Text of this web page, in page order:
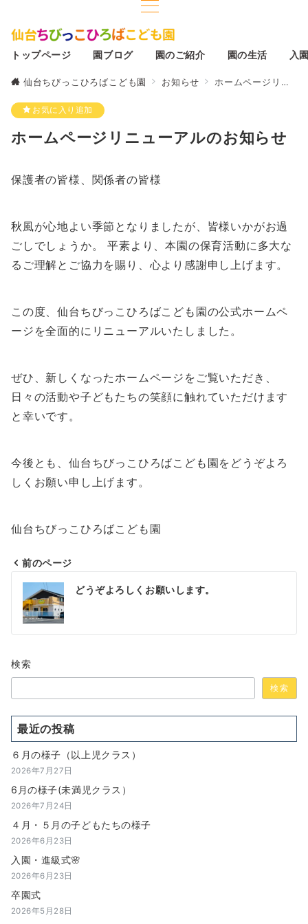
トップページ 園ブログ 園のご紹介 園の生活 入
仙台ちびっこひろばこども園 お知らせ ホームページリニューアルのお知らせ
お気に入り追加
ホームページリニューアルのお知らせ
保護者の皆様、関係者の皆様
秋風が心地よい季節となりましたが、皆様いかがお過
ごしでしょうか。 平素より、本園の保育活動に多大な
るご理解とご協力を賜り、心より感謝申し上げます。
この度、仙台ちびっこひろばこども園の公式ホームペ
ージを全面的にリニューアルいたしました。
ぜひ、新しくなったホームページをご覧いただき、
日々の活動や子どもたちの笑顔に触れていただけます
と幸いです。
今後とも、仙台ちびっこひろばこども園をどうぞよろ
しくお願い申し上げます。
仙台ちびっこひろばこども園
投
稿
ナ
ゲ
ー
シ
ョ
ン
前のページ
どうぞよろしくお願いします。
検索
検索
最近の投稿
６月の様子（以上児クラス）
2026年7月27日
6月の様子(未満児クラス）
2026年7月24日
４月・５月の子どもたちの様子
2026年6月23日
入園・進級式🌸
2026年6月23日
卒園式
2026年5月28日